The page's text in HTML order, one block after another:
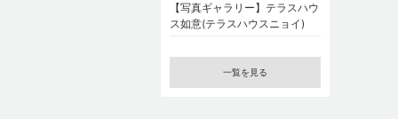
【写真ギャラリー】テラスハウ
ス如意(テラスハウスニョイ)
一覧を見る